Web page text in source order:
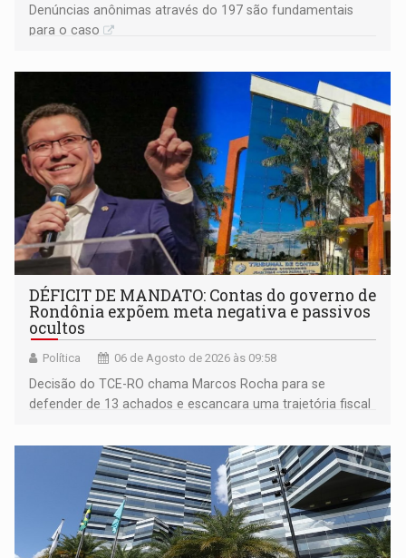
Denúncias anônimas através do 197 são fundamentais
para o caso
DÉFICIT DE MANDATO: Contas do governo de
Rondônia expõem meta negativa e passivos
ocultos
Política 06 de Agosto de 2026 às 09:58
Decisão do TCE-RO chama Marcos Rocha para se
defender de 13 achados e escancara uma trajetória fiscal
mandato